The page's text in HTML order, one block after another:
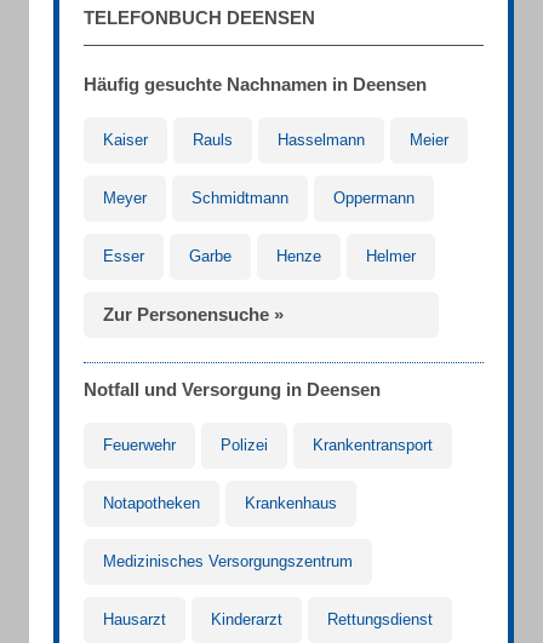
TELEFONBUCH DEENSEN
Häufig gesuchte Nachnamen in Deensen
Kaiser Rauls Hasselmann Meier
Meyer Schmidtmann Oppermann
Esser Garbe Henze Helmer
Zur Personensuche »
Notfall und Versorgung in Deensen
Feuerwehr Polizei Krankentransport
Notapotheken Krankenhaus
Medizinisches Versorgungszentrum
Hausarzt Kinderarzt Rettungsdienst